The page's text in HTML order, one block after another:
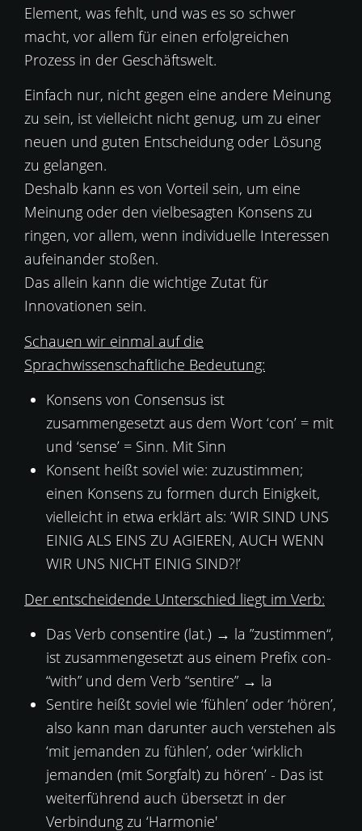
Element, was fehlt, und was es so schwer
macht, vor allem für einen erfolgreichen
Prozess in der Geschäftswelt.
Einfach nur, nicht gegen eine andere Meinung
zu sein, ist vielleicht nicht genug, um zu einer
neuen und guten Entscheidung oder Lösung
zu gelangen.
Deshalb kann es von Vorteil sein, um eine
Meinung oder den vielbesagten Konsens zu
ringen, vor allem, wenn individuelle Interessen
aufeinander stoßen.
Das allein kann die wichtige Zutat für
Innovationen sein.
Schauen wir einmal auf die
Sprachwissenschaftliche Bedeutung:
Konsens von Consensus ist
zusammengesetzt aus dem Wort ‘con’ = mit
und ‘sense’ = Sinn. Mit Sinn
Konsent heißt soviel wie: zuzustimmen;
einen Konsens zu formen durch Einigkeit,
vielleicht in etwa erklärt als: ’WIR SIND UNS
EINIG ALS EINS ZU AGIEREN, AUCH WENN
WIR UNS NICHT EINIG SIND?!’
Der entscheidende Unterschied liegt im Verb:
Das Verb consentire (lat.) → la ”zustimmen“,
ist zusammengesetzt aus einem Prefix con-
“with” und dem Verb “sentire” → la
Sentire heißt soviel wie ‘fühlen’ oder ‘hören’,
also kann man darunter auch verstehen als
‘mit jemanden zu fühlen’, oder ‘wirklich
jemanden (mit Sorgfalt) zu hören’ - Das ist
weiterführend auch übersetzt in der
Verbindung zu ‘Harmonie'